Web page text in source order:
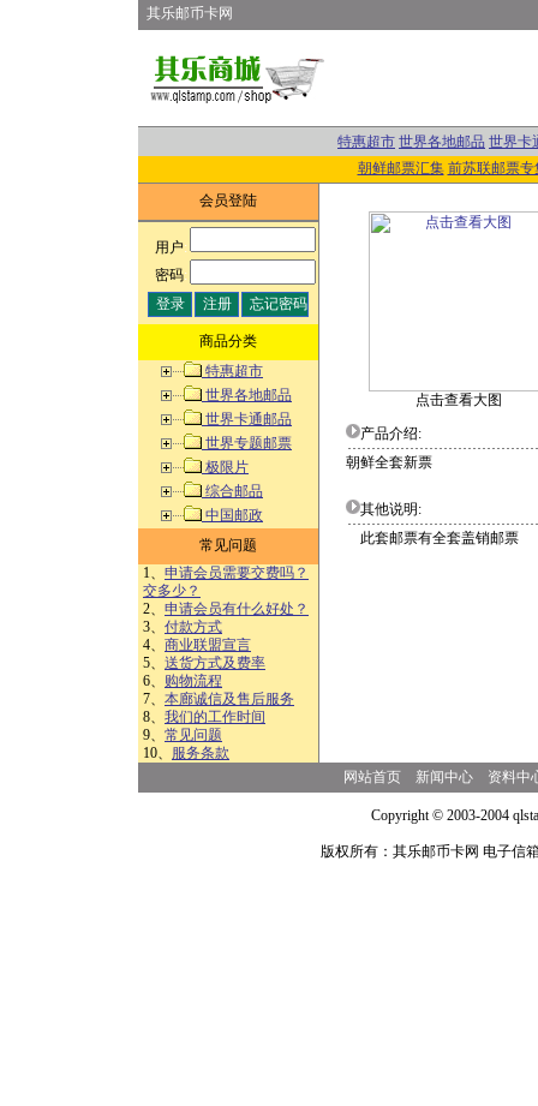
其乐邮币卡网
特惠超市 世界各地邮品 世界卡
朝鲜邮票汇集 前苏联邮票专
会员登陆
用户:
密码:
商品分类
特惠超市
世界各地邮品
世界卡通邮品
世界专题邮票
极限片
综合邮品
中国邮政
常见问题
1、 申请会员需要交费吗？
交多少？
2、 申请会员有什么好处？
3、 付款方式
4、 商业联盟宣言
5、 送货方式及费率
6、 购物流程
7、 本廊诚信及售后服务
8、 我们的工作时间
9、 常见问题
10、 服务条款
点击查看大图
产品介绍:
朝鲜全套新票
其他说明:
此套邮票有全套盖销邮票
网站首页 新闻中心 资料中
Copyright © 2003-2004
版权所有：其乐邮币卡网 电子信